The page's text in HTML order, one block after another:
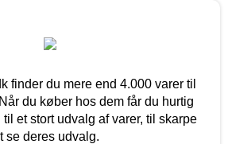
finder du mere end 4.000 varer til
du køber hos dem får du hurtig
et stort udvalg af varer, til skarpe
se deres udvalg.